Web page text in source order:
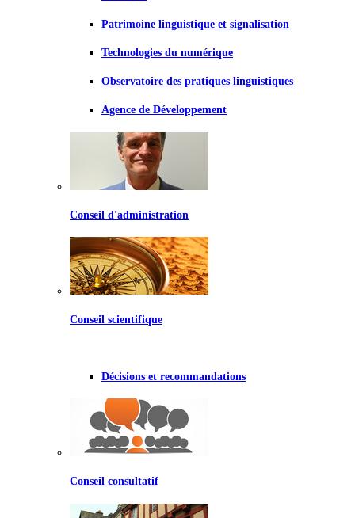
Patrimoine linguistique et signalisation
Technologies du numérique
Observatoire des pratiques linguistiques
Agence de Développement
Conseil d'administration
Conseil scientifique
Décisions et recommandations
Conseil consultatif